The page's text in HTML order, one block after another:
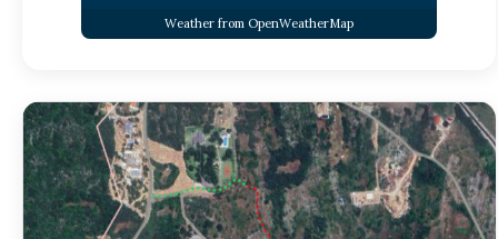
Weather from OpenWeatherMap